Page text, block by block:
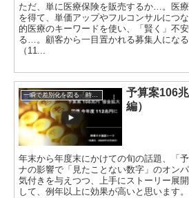
ただ、単に医療保険を販売するか…。医
を得て、単価アップやフルコンサルにつ
的医療のキーワードを使い、「賢く」不
る…。顧客から一目置かれる募集人になる
（11...
一瞬で差別化を図る「時事ネタトーク」
予算案106
編）
年末から年度末にかけての旬の話題、「
ナの影響で「見たことない数字」のオン
気付きを与えつつ、上手にストーリー展
して、例年以上に効果が高いと思います